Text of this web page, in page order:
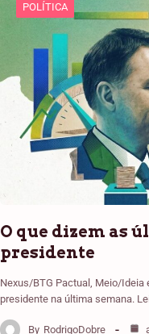
POLÍTICA
O que dizem as
presidente
Nexus/BTG Pactual, Meio/
presidente na última semana.
By RodrigoDobre